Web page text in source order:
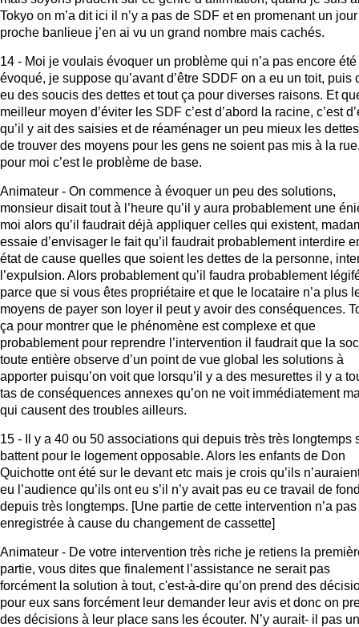
Tokyo on m’a dit ici il n’y a pas de SDF et en promenant un
proche banlieue j’en ai vu un grand nombre mais cachés.
14 - Moi je voulais évoquer un problème qui n’a pas encore été
évoqué, je suppose qu’avant d’être SDDF on a eu un toit, puis
eu des soucis des dettes et tout ça pour diverses raisons. Et
meilleur moyen d’éviter les SDF c’est d’abord la racine, c’est
qu’il y ait des saisies et de réaménager un peu mieux les
de trouver des moyens pour les gens ne soient pas mis à la
pour moi c’est le problème de base.
Animateur - On commence à évoquer un peu des solutions,
monsieur disait tout à l’heure qu’il y aura probablement une
moi alors qu’il faudrait déjà appliquer celles qui existent,
essaie d’envisager le fait qu’il faudrait probablement interdire
état de cause quelles que soient les dettes de la personne,
l’expulsion. Alors probablement qu’il faudra probablement
parce que si vous êtes propriétaire et que le locataire n’a plus
moyens de payer son loyer il peut y avoir des conséquences.
ça pour montrer que le phénomène est complexe et que
probablement pour reprendre l’intervention il faudrait que la
toute entière observe d’un point de vue global les solutions à
apporter puisqu’on voit que lorsqu’il y a des mesurettes il y a
tas de conséquences annexes qu’on ne voit immédiatement
qui causent des troubles ailleurs.
15 - Il y a 40 ou 50 associations qui depuis très très longtemps
battent pour le logement opposable. Alors les enfants de Don
Quichotte ont été sur le devant etc mais je crois qu’ils
eu l’audience qu’ils ont eu s’il n’y avait pas eu ce travail de
depuis très longtemps. [Une partie de cette intervention n’a pas
enregistrée à cause du changement de cassette]
Animateur - De votre intervention très riche je retiens la
partie, vous dites que finalement l’assistance ne serait pas
forcément la solution à tout, c'est-à-dire qu’on prend des
pour eux sans forcément leur demander leur avis et donc on
des décisions à leur place sans les écouter. N’y aurait- il pas un